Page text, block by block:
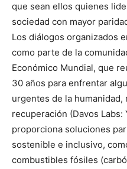
que sean ellos quienes
sociedad con mayor
Los diálogos organizados
como parte de la
Económico Mundial, que
30 años para enfrentar
urgentes de la
recuperación (Davos Labs:
proporciona soluciones
sostenible e inclusivo,
combustibles fósiles